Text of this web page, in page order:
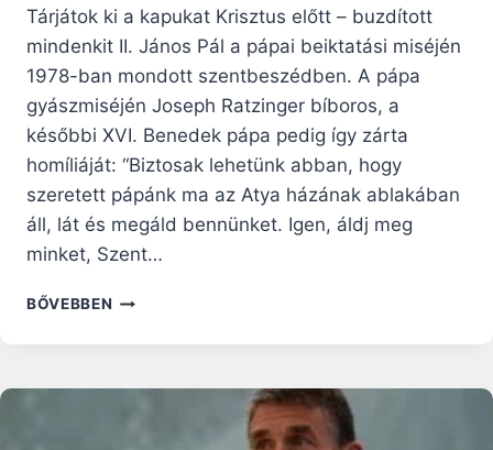
Tárjátok ki a kapukat Krisztus előtt – buzdított
mindenkit II. János Pál a pápai beiktatási miséjén
1978-ban mondott szentbeszédben. A pápa
gyászmiséjén Joseph Ratzinger bíboros, a
későbbi XVI. Benedek pápa pedig így zárta
homíliáját: “Biztosak lehetünk abban, hogy
szeretett pápánk ma az Atya házának ablakában
áll, lát és megáld bennünket. Igen, áldj meg
minket, Szent…
BŐVEBBEN HITELES
SZABADSÁG